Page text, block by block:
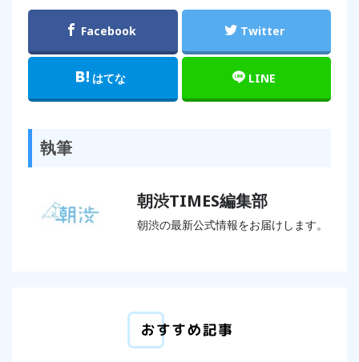
Facebook Twitter
はてな LINE
執筆
朝渋TIMES編集部
朝渋の最新公式情報をお届けします。